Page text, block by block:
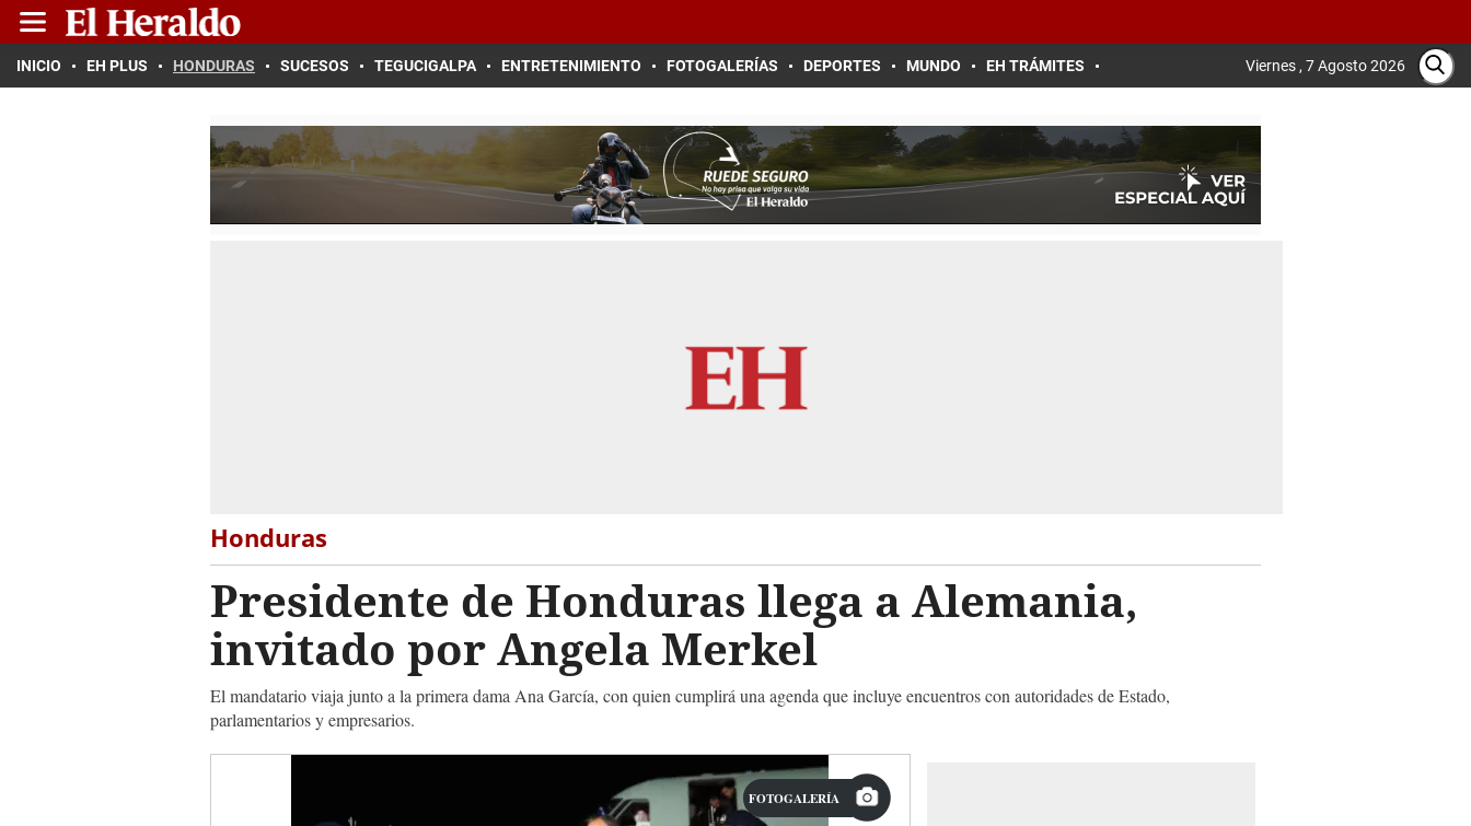
INICIO EH PLUS HONDURAS SUCESOS TEGUCIGALPA ENTRETENIMIENTO FOTOGALERÍAS DEPORTES MUNDO EH TRÁMITES Viernes , 7 Agosto 2026
Honduras
Presidente de Honduras llega a Alemania,
invitado por Angela Merkel
El mandatario viaja junto a la primera dama Ana García, con quien cumplirá una agenda que incluye encuentros con autoridades de Estado,
parlamentarios y empresarios.
FOTOGALERÍA